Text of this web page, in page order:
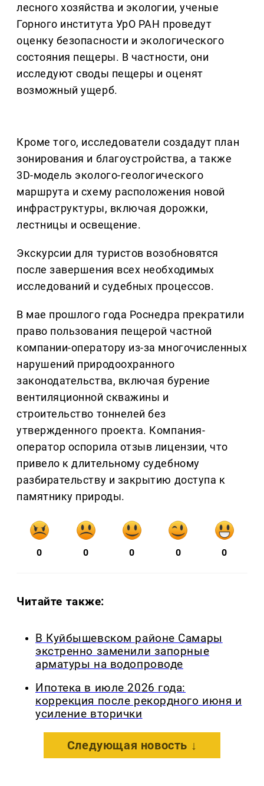
лесного хозяйства и экологии, ученые
Горного института УрО РАН проведут
оценку безопасности и экологического
состояния пещеры. В частности, они
исследуют своды пещеры и оценят
возможный ущерб.
Кроме того, исследователи создадут план
зонирования и благоустройства, а также
3D-модель эколого-геологического
маршрута и схему расположения новой
инфраструктуры, включая дорожки,
лестницы и освещение.
Экскурсии для туристов возобновятся
после завершения всех необходимых
исследований и судебных процессов.
В мае прошлого года Роснедра прекратили
право пользования пещерой частной
компании-оператору из-за многочисленных
нарушений природоохранного
законодательства, включая бурение
вентиляционной скважины и
строительство тоннелей без
утвержденного проекта. Компания-
оператор оспорила отзыв лицензии, что
привело к длительному судебному
разбирательству и закрытию доступа к
памятнику природы.
0 0 0 0 0
Читайте также:
В Куйбышевском районе Самары
экстренно заменили запорные
арматуры на водопроводе
Ипотека в июле 2026 года:
коррекция после рекордного июня и
усиление вторички
Следующая новость ↓